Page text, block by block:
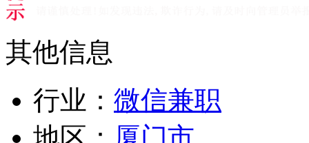
其他信息
行业： 微信兼职
地区： 厦门市